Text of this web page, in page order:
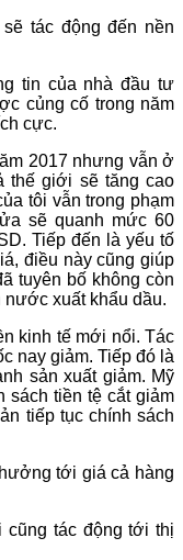
tác động đến nền
tin của nhà đầu tư
củng cố trong năm
cực.
2017 nhưng vẫn ở
thế giới sẽ tăng cao
tôi vẫn trong phạm
sẽ quanh mức 60
Tiếp đến là yếu tố
điều này cũng giúp
tuyên bố không còn
xuất khẩu dầu.
kinh tế mới nổi. Tác
nay giảm. Tiếp đó là
sản xuất giảm. Mỹ
sách tiền tệ cắt giảm
tiếp tục chính sách
tới giá cả hàng
cũng tác động tới thị